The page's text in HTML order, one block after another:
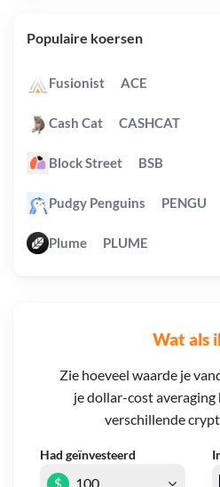
Wat als
Zie hoeveel waarde je
je dollar-cost
verschillende
Had geïnvesteerd
$
Populaire koersen
Fusionist ACE
Cash Cat CASHCAT
Block Street BSB
Pudgy Penguins PENGU
Plume PLUME